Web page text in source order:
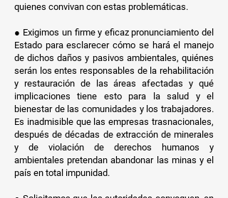
quienes convivan con estas problemáticas.
● Exigimos un firme y eficaz pronunciamiento del
Estado para esclarecer cómo se hará el manejo
de dichos daños y pasivos ambientales, quiénes
serán los entes responsables de la rehabilitación
y restauración de las áreas afectadas y qué
implicaciones tiene esto para la salud y el
bienestar de las comunidades y los trabajadores.
Es inadmisible que las empresas trasnacionales,
después de décadas de extracción de minerales
y de violación de derechos humanos y
ambientales pretendan abandonar las minas y el
país en total impunidad.